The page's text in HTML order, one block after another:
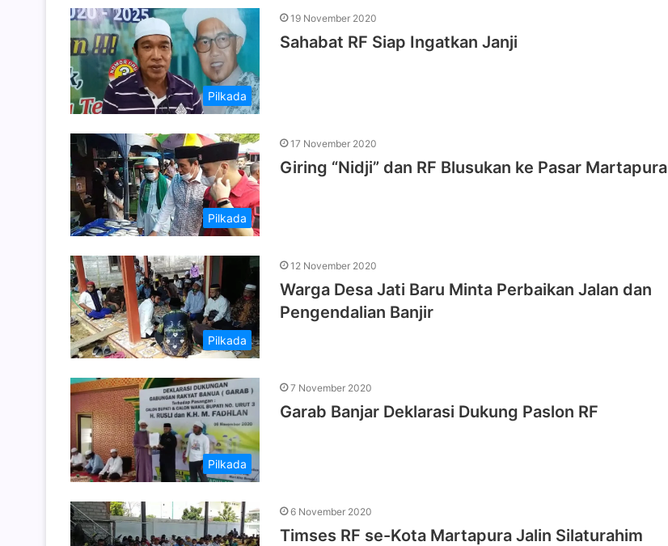
Pilkada
19 November 2020
Sahabat RF Siap Ingatkan Janji
Pilkada
17 November 2020
Giring “Nidji” dan RF Blusukan ke Pasar Martapura
Pilkada
12 November 2020
Warga Desa Jati Baru Minta Perbaikan Jalan dan
Pengendalian Banjir
Pilkada
7 November 2020
Garab Banjar Deklarasi Dukung Paslon RF
6 November 2020
Timses RF se-Kota Martapura Jalin Silaturahim